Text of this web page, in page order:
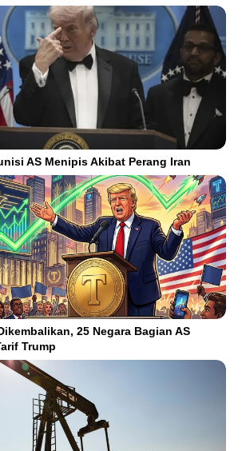
AS Menipis Akibat Perang Iran
25 Negara Bagian AS
Trump